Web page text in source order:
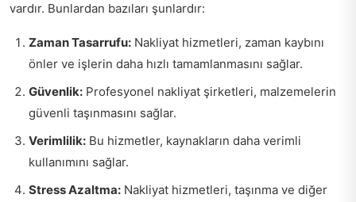
vardır. Bunlardan bazıları şunlardır:
Zaman Tasarrufu: Nakliyat hizmetleri, zaman kaybını
önler ve işlerin daha hızlı tamamlanmasını sağlar.
Güvenlik: Profesyonel nakliyat şirketleri, malzemelerin
güvenli taşınmasını sağlar.
Verimlilik: Bu hizmetler, kaynakların daha verimli
kullanımını sağlar.
Stress Azaltma: Nakliyat hizmetleri, taşınma ve diğer